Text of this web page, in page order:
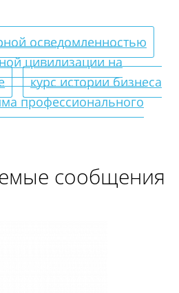
осведомленностью
цивилизации на
курс истории бизнеса
профессионального
сообщения